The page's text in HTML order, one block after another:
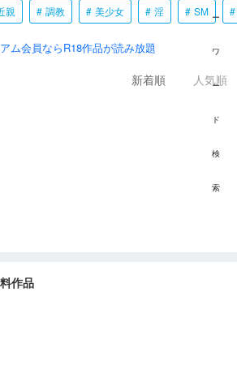
親 調教 美少女 淫 SM
新着順 人気順
作品